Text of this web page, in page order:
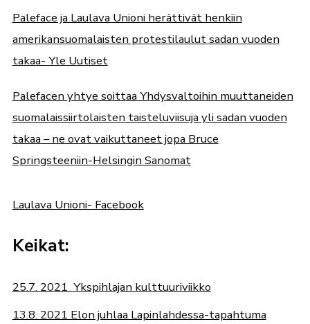
Paleface ja Laulava Unioni herättivät henkiin
amerikansuomalaisten protestilaulut sadan vuoden
takaa- Yle Uutiset
Palefacen yhtye soittaa Yhdysvaltoihin muuttaneiden
suomalaissiirtolaisten taisteluviisuja yli sadan vuoden
takaa – ne ovat vaikuttaneet jopa Bruce
Springsteeniin-Helsingin Sanomat
Laulava Unioni- Facebook
Keikat:
25.7. 2021 Ykspihlajan kulttuuriviikko
13.8. 2021 Elon juhlaa Lapinlahdessa-tapahtuma